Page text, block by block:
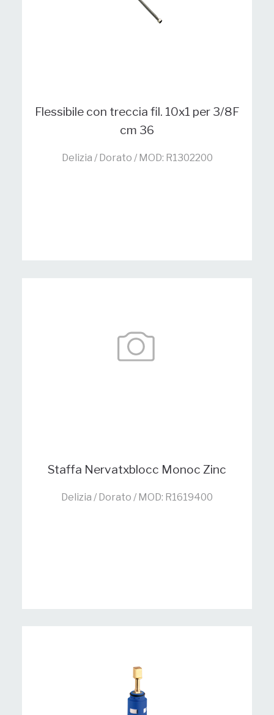
Flessibile con treccia fil. 10x1 per 3/8F
cm 36
Delizia / Dorato / MOD: R1302200
Staffa Nervatxblocc Monoc Zinc
Delizia / Dorato / MOD: R1619400